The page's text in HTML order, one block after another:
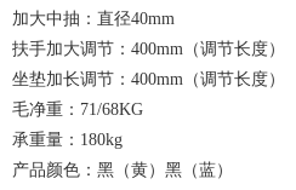
加大中抽：直径40mm
扶手加大调节：400mm（调节长度）
坐垫加长调节：400mm（调节长度）
毛净重：71/68KG
承重量：180kg
产品颜色：黑（黄）黑（蓝）